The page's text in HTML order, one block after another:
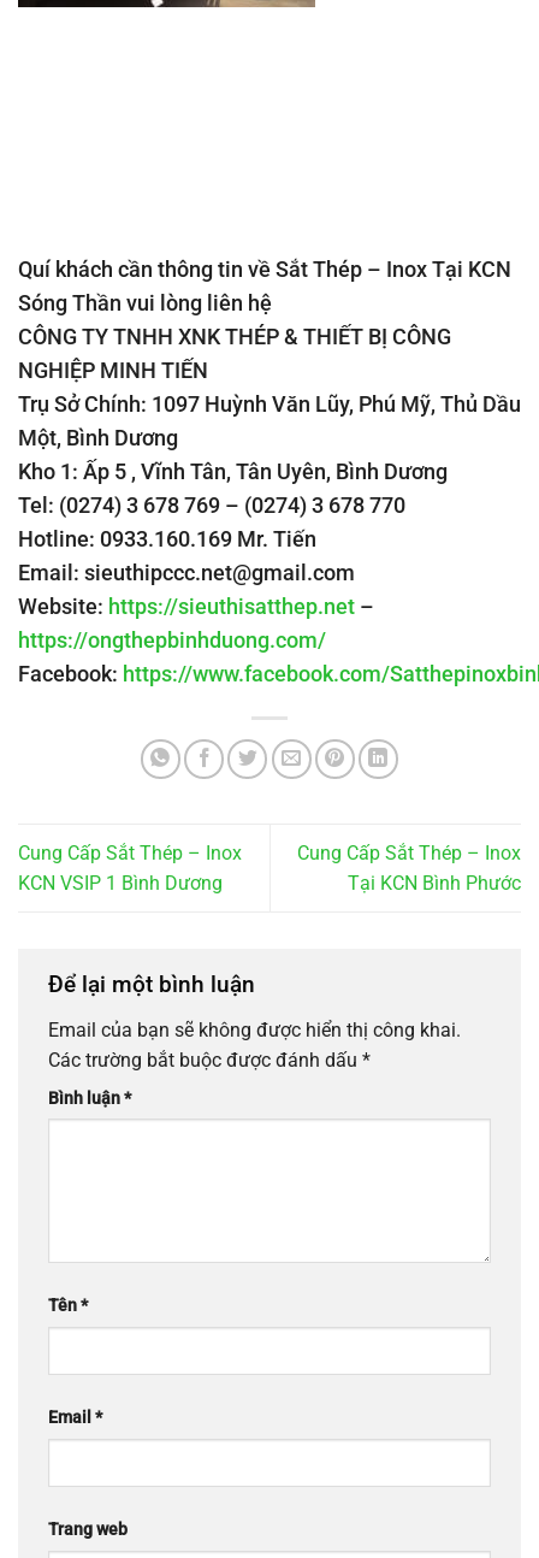
Quí khách cần thông tin về Sắt Thép – Inox Tại KCN
Sóng Thần vui lòng liên hệ
CÔNG TY TNHH XNK THÉP & THIẾT BỊ CÔNG
NGHIỆP MINH TIẾN
Trụ Sở Chính: 1097 Huỳnh Văn Lũy, Phú Mỹ, Thủ Dầu
Một, Bình Dương
Kho 1: Ấp 5 , Vĩnh Tân, Tân Uyên, Bình Dương
Tel: (0274) 3 678 769 – (0274) 3 678 770
Hotline: 0933.160.169 Mr. Tiến
Email: sieuthipccc.net@gmail.com
Website: https://sieuthisatthep.net –
https://ongthepbinhduong.com/
Facebook: https://www.facebook.com/
Cung Cấp Sắt Thép – Inox
KCN VSIP 1 Bình Dương
Cung Cấp Sắt Thép – Inox
Tại KCN Bình Phước
Để lại một bình luận
Email của bạn sẽ không được hiển thị công khai.
Các trường bắt buộc được đánh dấu *
Bình luận*
Tên*
Email *
Trang web